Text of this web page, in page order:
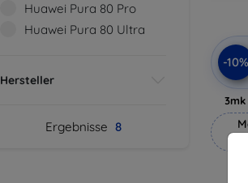
Huawei Pura 80 Pro
Huawei Pura 80 Ultra
Hersteller
Ergebnisse 8
-10%